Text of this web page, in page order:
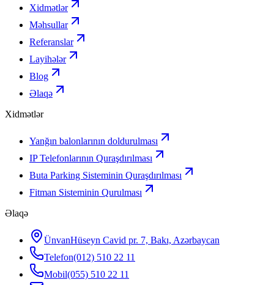
Xidmətlər
Məhsullar
Referanslar
Layihələr
Blog
Əlaqə
Xidmətlər
Yanğın balonlarının doldurulması
IP Telefonlarının Quraşdırılması
Buta Parking Sisteminin Quraşdırılması
Fitman Sisteminin Qurulması
Əlaqə
ÜnvanHüseyn Cavid pr. 7, Bakı, Azərbaycan
Telefon(012) 510 22 11
Mobil(055) 510 22 11